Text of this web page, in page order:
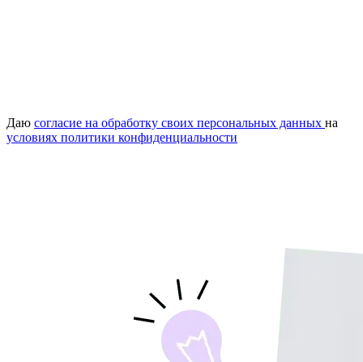
Даю согласие на обработку своих персональных данных на
условиях политики конфиденциальности